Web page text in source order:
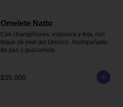
Omelete Natto
Con champiñones, espinaca y feta, con
toque de miel del Orinoco. Acompañado
de pan y guacamole.
$35.000